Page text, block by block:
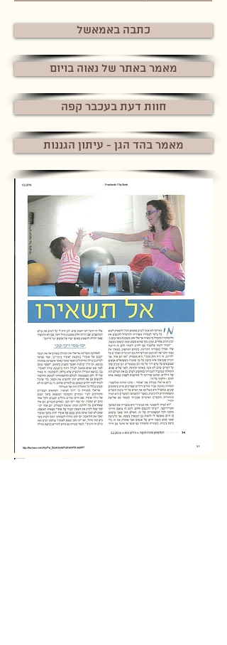
כתבה באמאשל
מאמר באתר של נאוה בויום
חוות דעת בעכבר קפה
מאמר בהד הגן - עיתון הגננות